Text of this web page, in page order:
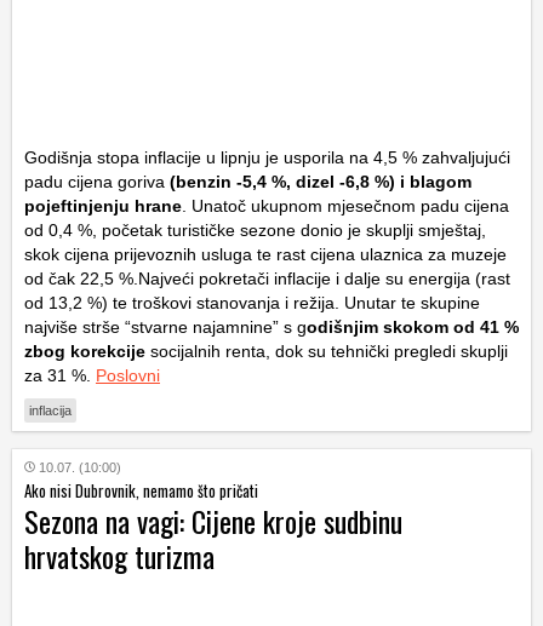
Godišnja stopa inflacije u lipnju je usporila na 4,5 % zahvaljujući
padu cijena goriva (benzin -5,4 %, dizel -6,8 %) i blagom
pojeftinjenju hrane . Unatoč ukupnom mjesečnom padu cijena
od 0,4 %, početak turističke sezone donio je skuplji smještaj,
skok cijena prijevoznih usluga te rast cijena ulaznica za muzeje
od čak 22,5 %.Najveći pokretači inflacije i dalje su energija (rast
od 13,2 %) te troškovi stanovanja i režija. Unutar te skupine
najviše strše “stvarne najamnine” s godišnjim skokom od 41 %
zbog korekcije socijalnih renta, dok su tehnički pregledi skuplji
za 31 %. Poslovni
inflacija
10.07. (10:00)
Ako nisi Dubrovnik, nemamo što pričati
Sezona na vagi: Cijene kroje sudbinu
hrvatskog turizma